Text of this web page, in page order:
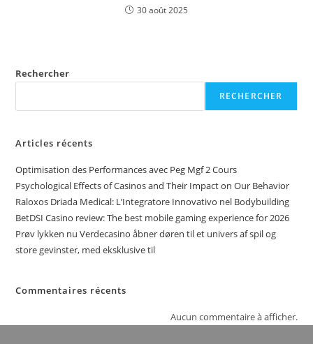
30 août 2025
Rechercher
RECHERCHER
Articles récents
Optimisation des Performances avec Peg Mgf 2 Cours
Psychological Effects of Casinos and Their Impact on Our Behavior
Raloxos Driada Medical: L’Integratore Innovativo nel Bodybuilding
BetDSI Casino review: The best mobile gaming experience for 2026
Prøv lykken nu Verdecasino åbner døren til et univers af spil og
store gevinster, med eksklusive til
Commentaires récents
Aucun commentaire à afficher.